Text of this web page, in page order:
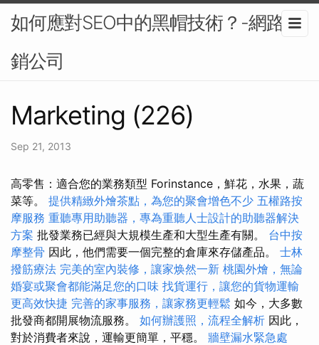
如何應對SEO中的黑帽技術？-網路行
銷公司
Marketing (226)
Sep 21, 2013
高零售：適合您的業務類型 Forinstance，鮮花，水果，蔬
菜等。 提供精緻外燴茶點，為您的聚會增色不少 五權路按
摩服務 重聽專用助聽器，專為重聽人士設計的助聽器解決
方案 批發業務已經與大規模生產和大型生產有關。 台中按
摩整骨 因此，他們需要一個完整的倉庫來存儲產品。 士林
撥筋療法 完美的室內裝修，讓家焕然一新 桃園外燴，無論
婚宴或聚會都能滿足您的口味 找貨運行，讓您的貨物運輸
更高效快捷 完善的家事服務，讓家務更輕鬆 如今，大多數
批發商都開展物流服務。 如何辦護照，流程全解析 因此，
對於消費者來說，運輸更簡單，平穩。 牆壁漏水緊急處